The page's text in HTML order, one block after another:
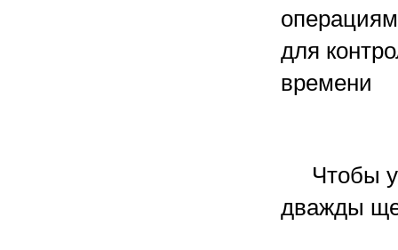
для
времени
Чтобы
дважды